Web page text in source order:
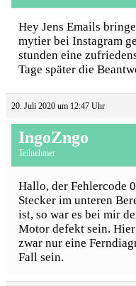
Hey Jens Emails
mytier bei Instagram
stunden eine
Tage später die
20. Juli 2020 um 12:47 Uhr
IngoZngo
Teilnehmer
Hallo, der Fehlercode
Stecker im unteren
ist, so war es bei mir
Motor defekt sein.
zwar nur eine
Fall sein.